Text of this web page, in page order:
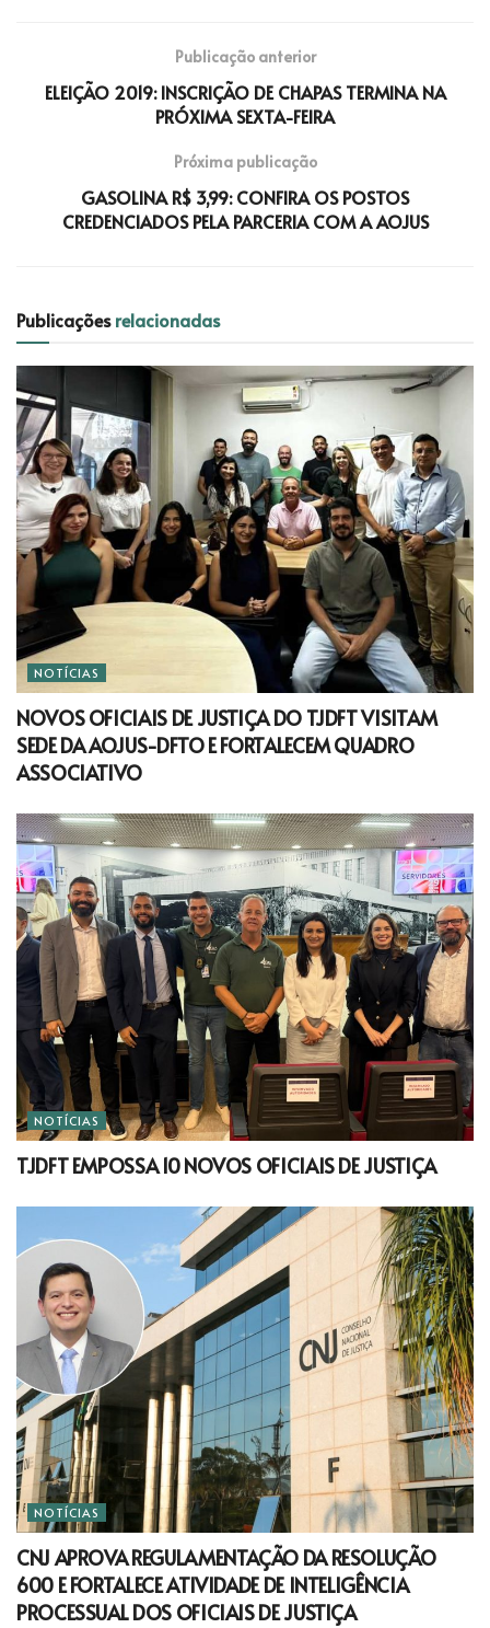
Publicação anterior
ELEIÇÃO 2019: INSCRIÇÃO DE CHAPAS TERMINA NA
PRÓXIMA SEXTA-FEIRA
Próxima publicação
GASOLINA R$ 3,99: CONFIRA OS POSTOS
CREDENCIADOS PELA PARCERIA COM A AOJUS
Publicaçõesrelacionadas
NOTÍCIAS
NOVOS OFICIAIS DE JUSTIÇA DO TJDFT VISITAM
SEDE DA AOJUS-DFTO E FORTALECEM QUADRO
ASSOCIATIVO
NOTÍCIAS
TJDFT EMPOSSA 10 NOVOS OFICIAIS DE JUSTIÇA
NOTÍCIAS
CNJ APROVA REGULAMENTAÇÃO DA RESOLUÇÃO
600 E FORTALECE ATIVIDADE DE INTELIGÊNCIA
PROCESSUAL DOS OFICIAIS DE JUSTIÇA